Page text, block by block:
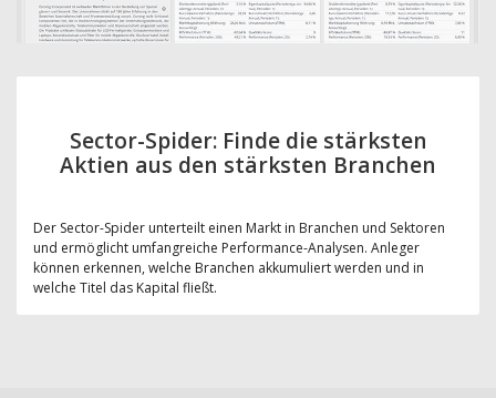
Sector-Spider: Finde die stärksten
Aktien aus den stärksten Branchen
Der Sector-Spider unterteilt einen Markt in Branchen und Sektoren
und ermöglicht umfangreiche Performance-Analysen. Anleger
können erkennen, welche Branchen akkumuliert werden und in
welche Titel das Kapital fließt.